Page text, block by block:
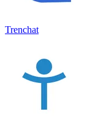
Trenchat